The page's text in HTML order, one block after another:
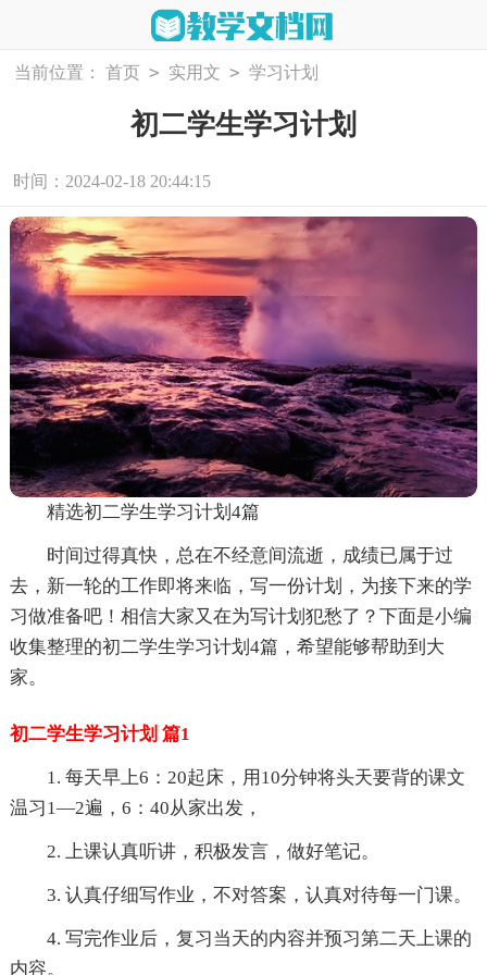
当前位置： 首页 > 实用文 > 学习计划
初二学生学习计划
时间：2024-02-18 20:44:15
精选初二学生学习计划4篇
时间过得真快，总在不经意间流逝，成绩已属于过
去，新一轮的工作即将来临，写一份计划，为接下来的学
习做准备吧！相信大家又在为写计划犯愁了？下面是小编
收集整理的初二学生学习计划4篇，希望能够帮助到大
家。
初二学生学习计划 篇1
1. 每天早上6：20起床，用10分钟将头天要背的课文
温习1—2遍，6：40从家出发，
2. 上课认真听讲，积极发言，做好笔记。
3. 认真仔细写作业，不对答案，认真对待每一门课。
4. 写完作业后，复习当天的内容并预习第二天上课的
内容。